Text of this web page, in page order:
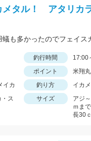
メタル！ アタリカ
釣行時間
17:00
ポイント
米翔
イカ 釣り方
イカ
ス
サイズ
アジ
ｍま
長30